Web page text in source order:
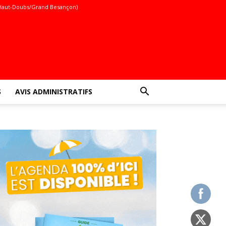
Doubs/Grand Besançon)
AVIS ADMINISTRATIFS